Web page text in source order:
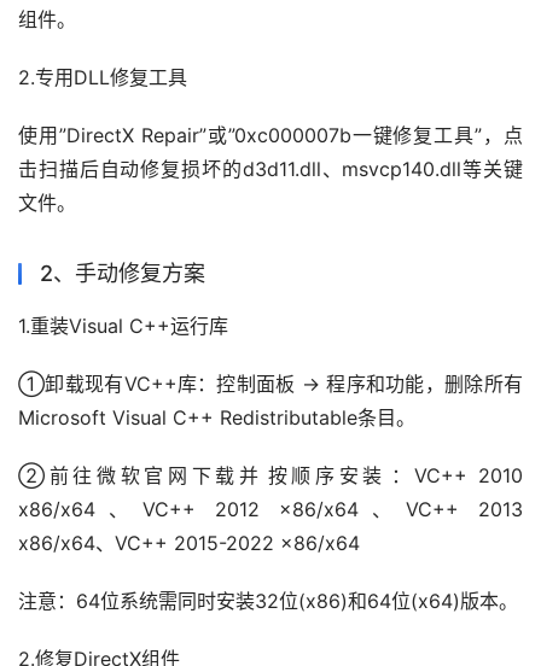
组件。
使用”DirectX Repair”或”0xc000007b一键修复工具”，点
击扫描后自动修复损坏的d3d11.dll、msvcp140.dll等关键
文件。
2、手动修复方案
①卸载现有VC++库：控制面板 → 程序和功能，删除所有
Microsoft Visual C++ Redistributable条目。
②前往微软官网下载并‌按顺序安装‌：VC++ 2010
x86/x64、VC++ 2012 x86/x64、VC++ 2013
x86/x64、VC++ 2015-2022 x86/x64
注意‌：64位系统需同时安装32位(x86)和64位(x64)版本。